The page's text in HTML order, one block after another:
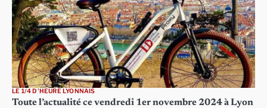
LE 1/4 D'HEURE LYONNAIS
Toute l’actualité ce vendredi 1er novembre 2024 à Lyon